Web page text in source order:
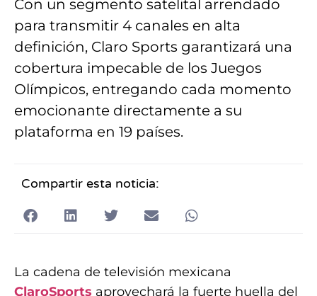
Con un segmento satelital arrendado
para transmitir 4 canales en alta
definición, Claro Sports garantizará una
cobertura impecable de los Juegos
Olímpicos, entregando cada momento
emocionante directamente a su
plataforma en 19 países.
Compartir esta noticia:
La cadena de televisión mexicana
ClaroSports aprovechará la fuerte huella del